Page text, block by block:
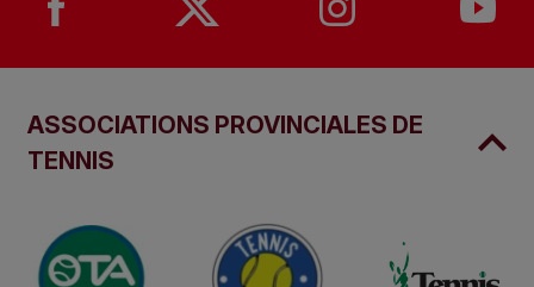
ASSOCIATIONS PROVINCIALES DE
TENNIS